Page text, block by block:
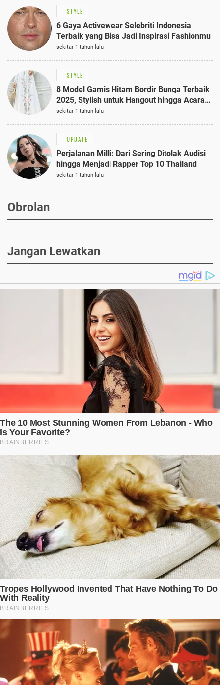
STYLE
6 Gaya Activewear Selebriti Indonesia
Terbaik yang Bisa Jadi Inspirasi Fashionmu
sekitar 1 tahun lalu
STYLE
8 Model Gamis Hitam Bordir Bunga Terbaik
2025, Stylish untuk Hangout hingga Acara
Semi-Formal
sekitar 1 tahun lalu
UPDATE
Perjalanan Milli: Dari Sering Ditolak Audisi
hingga Menjadi Rapper Top 10 Thailand
sekitar 1 tahun lalu
Obrolan
Jangan Lewatkan